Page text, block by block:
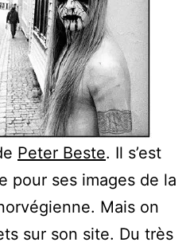
Peter Beste. Il s’est
pour ses images de la
Mais on
sur son site. Du très